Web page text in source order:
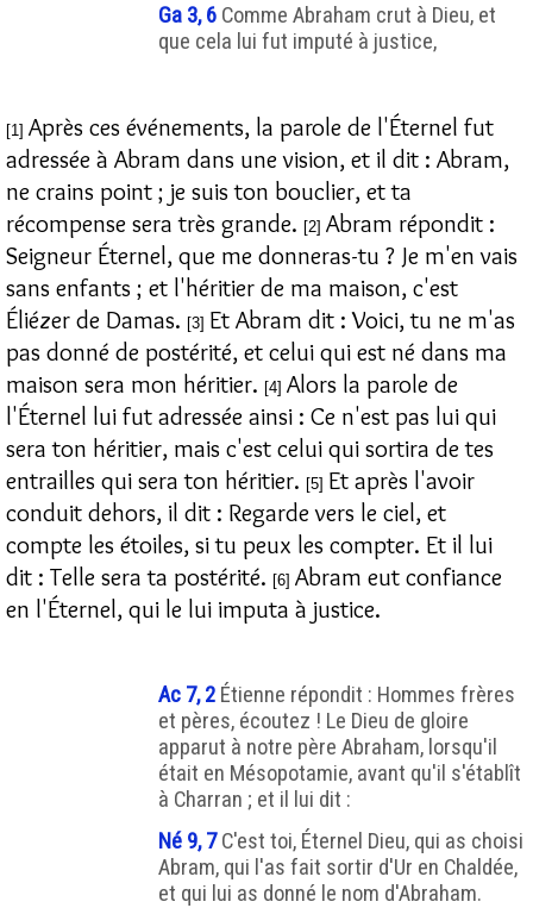
Ga 3, 6 Comme Abraham crut à Dieu, et
que cela lui fut imputé à justice,
[1] Après ces événements, la parole de l'Éternel fut
adressée à Abram dans une vision, et il dit : Abram,
ne crains point ; je suis ton bouclier, et ta
récompense sera très grande. [2] Abram répondit :
Seigneur Éternel, que me donneras-tu ? Je m'en vais
sans enfants ; et l'héritier de ma maison, c'est
Éliézer de Damas. [3] Et Abram dit : Voici, tu ne m'as
pas donné de postérité, et celui qui est né dans ma
maison sera mon héritier. [4] Alors la parole de
l'Éternel lui fut adressée ainsi : Ce n'est pas lui qui
sera ton héritier, mais c'est celui qui sortira de tes
entrailles qui sera ton héritier. [5] Et après l'avoir
conduit dehors, il dit : Regarde vers le ciel, et
compte les étoiles, si tu peux les compter. Et il lui
dit : Telle sera ta postérité. [6] Abram eut confiance
en l'Éternel, qui le lui imputa à justice.
Ac 7, 2 Étienne répondit : Hommes frères
et pères, écoutez ! Le Dieu de gloire
apparut à notre père Abraham, lorsqu'il
était en Mésopotamie, avant qu'il s'établît
à Charran ; et il lui dit :
Né 9, 7C'est toi, Éternel Dieu, qui as choisi
Abram, qui l'as fait sortir d'Ur en Chaldée,
et qui lui as donné le nom d'Abraham.